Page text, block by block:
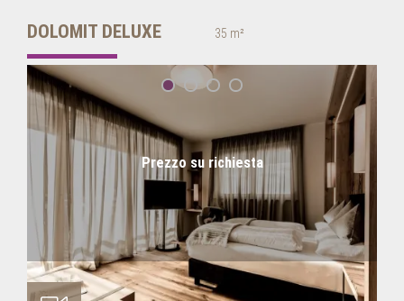
DOLOMIT DELUXE 35 m²
Prezzo su richiesta